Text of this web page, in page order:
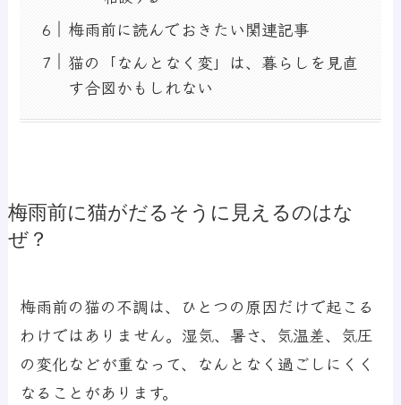
梅雨前に読んでおきたい関連記事
猫の「なんとなく変」は、暮らしを見直
す合図かもしれない
梅雨前に猫がだるそうに見えるのはな
ぜ？
梅雨前の猫の不調は、ひとつの原因だけで起こる
わけではありません。湿気、暑さ、気温差、気圧
の変化などが重なって、なんとなく過ごしにくく
なることがあります。